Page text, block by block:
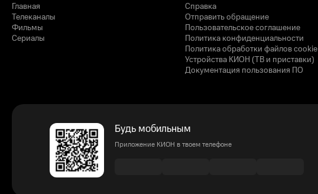
Главная
Телеканалы
Фильмы
Сериалы
Справка
Отправить обращение
Пользовательское соглашение
Политика конфиденциальности
Политика обработки файлов cookie
Устройства КИОН (ТВ и приставки)
Документация пользования ПО
Будь мобильным
Приложение КИОН в твоем телефоне